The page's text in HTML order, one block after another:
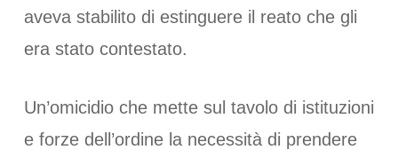
aveva stabilito di estinguere il reato che gli
era stato contestato.
Un’omicidio che mette sul tavolo di istituzioni
e forze dell’ordine la necessità di prendere